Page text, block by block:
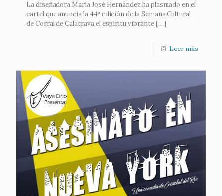
La diseñadora María José Hernández ha plasmado en el
cartel que anuncia la 44ª edición de la Semana Cultural
de Corral de Calatrava el espíritu vibrante[…]
Leer más